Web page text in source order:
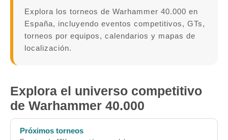
Explora los torneos de Warhammer 40.000 en
España, incluyendo eventos competitivos, GTs,
torneos por equipos, calendarios y mapas de
localización.
Explora el universo competitivo
de Warhammer 40.000
Próximos torneos